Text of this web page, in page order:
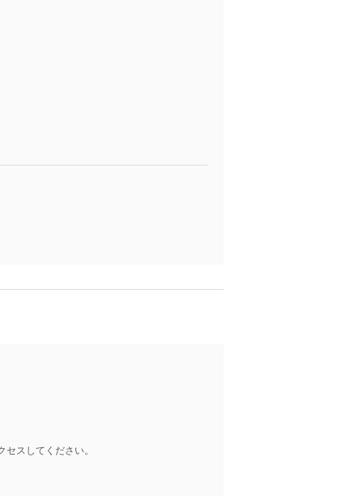
スしてください。